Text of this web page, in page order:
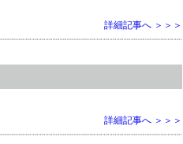
詳細記事へ ＞＞＞
詳細記事へ ＞＞＞